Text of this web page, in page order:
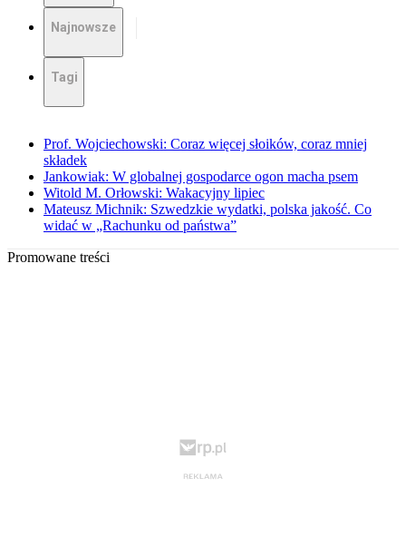
Najnowsze
Tagi
Prof. Wojciechowski: Coraz więcej słoików, coraz mniej
składek
Jankowiak: W globalnej gospodarce ogon macha psem
Witold M. Orłowski: Wakacyjny lipiec
Mateusz Michnik: Szwedzkie wydatki, polska jakość. Co
widać w „Rachunku od państwa”
Promowane treści